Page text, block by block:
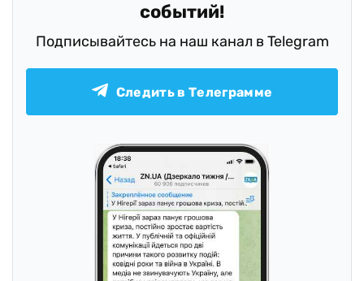
событий!
Подписывайтесь на наш канал в Telegram
Следить в Телеграмме